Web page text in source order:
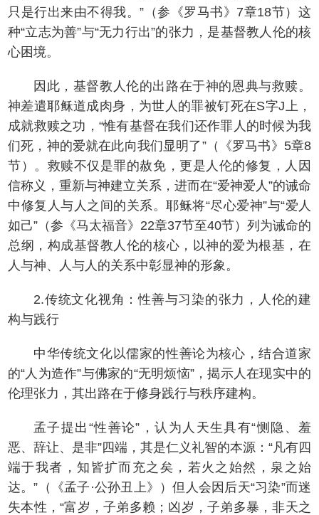
只是行出来由不得我。”（参《罗马书》7章18节）这
种“立志为善”与“无力行出”的张力，是基督教人伦的核
心困境。
因此，基督教人伦的出路在于神的恩典与救赎。
神差遣耶稣道成肉身，为世人的罪被钉死在S字J上，
成就救赎之功，“惟有基督在我们还作罪人的时候为我
们死，神的爱就在此向我们显明了”（《罗马书》5章8
节）。救赎不仅是罪的赦免，更是人伦的修复，人因
信称义，重新与神建立关系，进而在“爱神爱人”的诫命
中修复人与人之间的关系。耶稣将“尽心爱神”与“爱人
如己”（参《马太福音》22章37节至40节）列为诫命的
总纲，构成基督教人伦的核心，以神的爱为根基，在
人与神、人与人的关系中彰显神的形象。
2.传统文化视角：性善与习染的张力，人伦的建
构与践行
中华传统文化以儒家的性善论为核心，结合道家
的“人为造作”与佛家的“无明烦恼”，揭示人在现实中的
伦理张力，其出路在于修身践行与秩序建构。
孟子提出“性善论”，认为人天生具有“恻隐、羞
恶、辞让、是非”四端，其是仁义礼智的本源：“凡有四
端于我者，知皆扩而充之矣，若火之始然，泉之始
达。”（《孟子·公孙丑上》）但人会因后天“习染”而迷
失本性，“富岁，子弟多赖；凶岁，子弟多暴，非天之